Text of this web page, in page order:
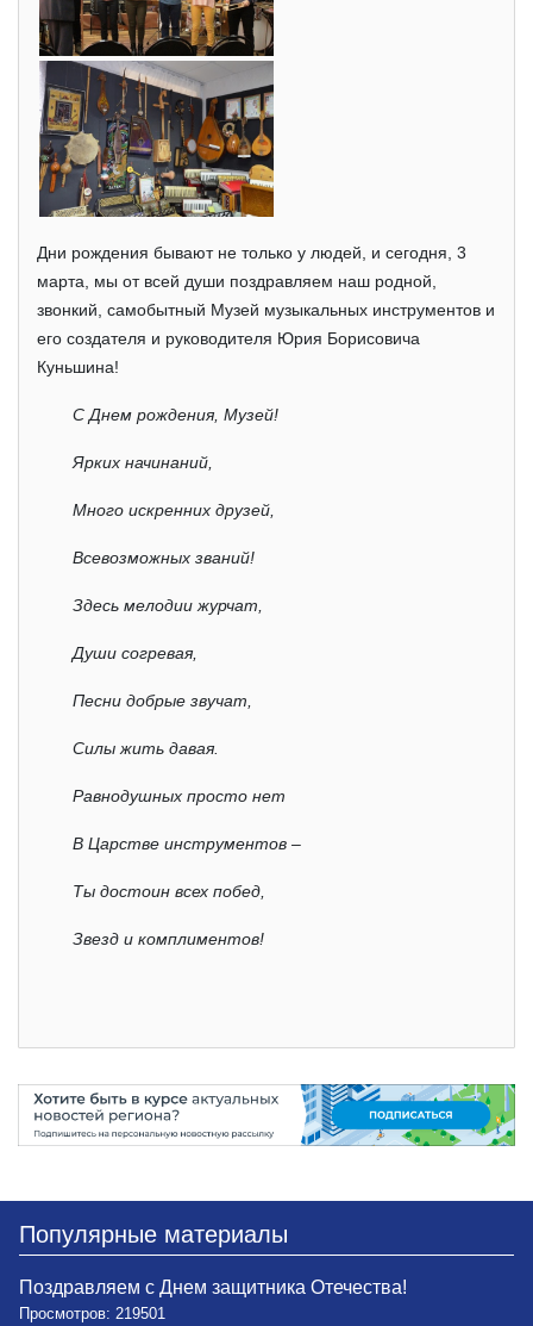
Дни рождения бывают не только у людей, и сегодня, 3
марта, мы от всей души поздравляем наш родной,
звонкий, самобытный Музей музыкальных инструментов и
его создателя и руководителя Юрия Борисовича
Куньшина!
С Днем рождения, Музей!
Ярких начинаний,
Много искренних друзей,
Всевозможных званий!
Здесь мелодии журчат,
Души согревая,
Песни добрые звучат,
Силы жить давая.
Равнодушных просто нет
В Царстве инструментов –
Ты достоин всех побед,
Звезд и комплиментов!
Популярные материалы
Поздравляем с Днем защитника Отечества!
Просмотров: 219501